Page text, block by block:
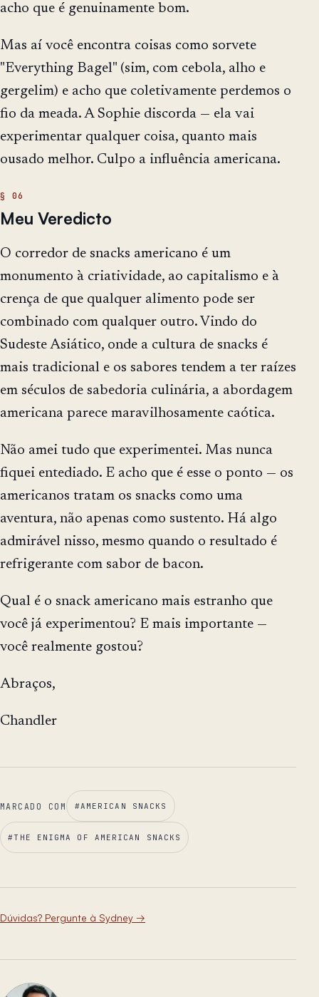
acho que é genuinamente bom.
Mas aí você encontra coisas como sorvete
"Everything Bagel" (sim, com cebola, alho e
gergelim) e acho que coletivamente perdemos o
fio da meada. A Sophie discorda — ela vai
experimentar qualquer coisa, quanto mais
ousado melhor. Culpo a influência americana.
Meu Veredicto
O corredor de snacks americano é um
monumento à criatividade, ao capitalismo e à
crença de que qualquer alimento pode ser
combinado com qualquer outro. Vindo do
Sudeste Asiático, onde a cultura de snacks é
mais tradicional e os sabores tendem a ter raízes
em séculos de sabedoria culinária, a abordagem
americana parece maravilhosamente caótica.
Não amei tudo que experimentei. Mas nunca
fiquei entediado. E acho que é esse o ponto — os
americanos tratam os snacks como uma
aventura, não apenas como sustento. Há algo
admirável nisso, mesmo quando o resultado é
refrigerante com sabor de bacon.
Qual é o snack americano mais estranho que
você já experimentou? E mais importante —
você realmente gostou?
Abraços,
Chandler
MARCADO COM #AMERICAN SNACKS
#THE ENIGMA OF AMERICAN SNACKS
Dúvidas? Pergunte à Sydney →